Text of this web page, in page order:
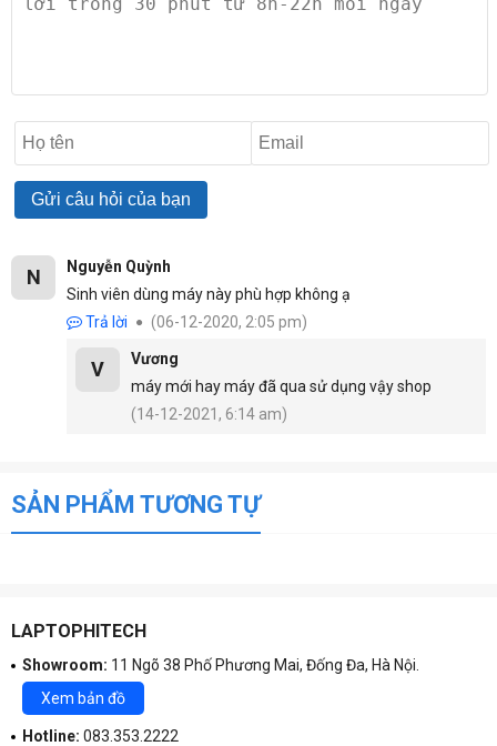
- Hỗ trợ miễn phí 100% cài đặt phần mềm + vệ sinh
LaptopHITECH đều sẽ được tặng kèm:
- Balo xịn hoặc Cặp Laptop
- Chuột không dây chính hãng
- Các gói bảo hành từ 6 đến 12 tháng tùy khách
hàng lựa chọn
TRÂN THÀNH CẢM ƠN QUÝ KHÁCH !
N
Nguyễn Quỳnh
Sinh viên dùng máy này phù hợp không ạ
Trả lời
(06-12-2020, 2:05 pm)
V
Vương
máy mới hay máy đã qua sử dụng vậy shop
(14-12-2021, 6:14 am)
SẢN PHẨM TƯƠNG TỰ
LAPTOPHITECH
Showroom: 11 Ngõ 38 Phố Phương Mai, Đống Đa, Hà Nội.
Xem bản đồ
Hotline: 083.353.2222